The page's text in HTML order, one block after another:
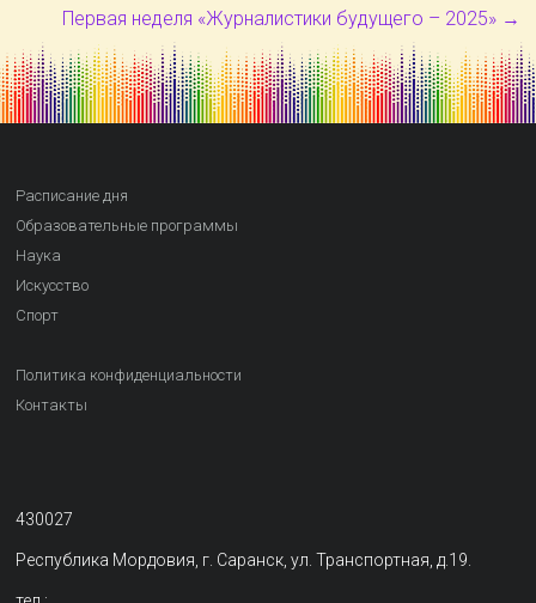
Первая неделя «Журналистики будущего – 2025» →
Расписание дня
Образовательные программы
Наука
Искусство
Спорт
Политика конфиденциальности
Контакты
430027
Республика Мордовия, г. Саранск, ул. Транспортная, д.19.